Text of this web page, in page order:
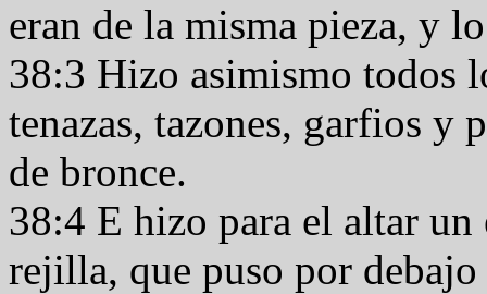
eran de la misma pieza, y
38:3 Hizo asimismo todos
tenazas, tazones, garfios y
de bronce.
38:4 E hizo para el altar un
rejilla, que puso por